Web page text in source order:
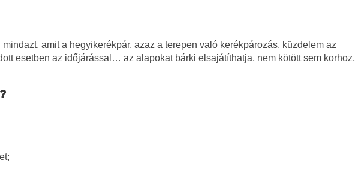
amit a hegyikerékpár, azaz a terepen való kerékpározás, küzdelem az
esetben az időjárással… az alapokat bárki elsajátíthatja, nem kötött sem korhoz,